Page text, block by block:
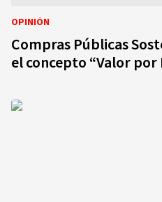
OPINIÓN
Compras Públicas
el concepto “Valor por